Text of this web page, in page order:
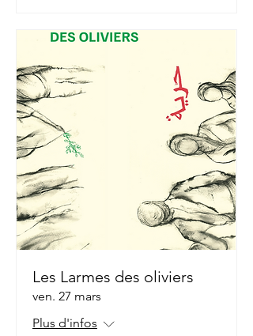
Les Larmes des oliviers
ven. 27 mars
Plus d'infos